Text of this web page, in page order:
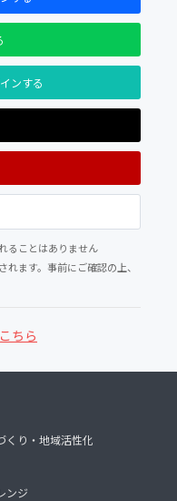
ンする
ることはありません
れます。事前にご確認の上、
ちら
くり・地域活性化
ンジ